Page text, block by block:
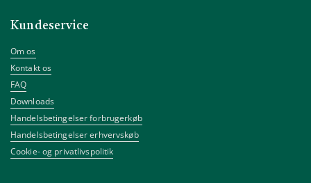
Kundeservice
Om os
Kontakt os
FAQ
Downloads
Handelsbetingelser forbrugerkøb
Handelsbetingelser erhvervskøb
Cookie- og privatlivspolitik